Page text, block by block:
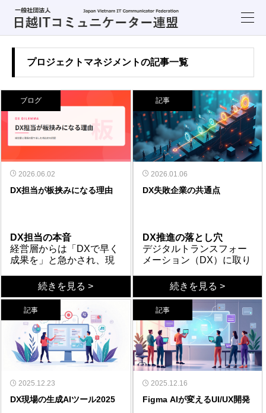
プロジェクトマネジメントの記事一覧
ブログ
2026.06.02
DX担当が板挟みになる理由
DX担当の本音
経営層からは「DXで早く
成果を」と急かされ、現
分だ」と反発される。そ
の間に立つDX担当者は、
どちらの期待にも応えき
れず、孤独を抱えやすい
立場だ。指示する権限は
ないのに、うまくいかな
ければ責任だけが向けら
れる。そんな板挟みの構
ってしまう担当者は少な
くない。まずは、そのつ
らさが「あなたの能力不
構造が生む負担
そもそも板挟みは、担当
者個人の問題ではなく組
織の構造から生まれる。
経営層は投資への早期の
リターンを求め、短期間
で目に見える成果を期待
する。一方、現場は日々
やり方を変えることに強
い不安を抱く。両者は見
ている時間軸も評価基準
抱え込みという落とし穴
ここで大切なのは、「両
方を自分一人で説得しな
ければ」という思い込み
挟みがつらいのは、対立
する二者の真ん中に立
ち、すべてを自分の力で
具体的には、まず社内で
一人でも理解者を見つ
け、共に進めていく仲間
続きを見る >
記事
2026.01.06
DX失敗企業の共通点
DX推進の落とし穴
デジタルトランスフォー
メーション（DX）に取り
で、期待した成果を得ら
れずに頓挫するケースが
後を絶たない。経済産業
省の調査でも、DXに成功
したと実感している企業
はわずか数パーセントに
留まっている。なぜ多く
の企業がDXで失敗してし
まうのか。本記事では、
失敗する会社に共通する
特徴を分析し、成功へ導
くための視点を紹介す
失敗企業の共通点
DXが失敗する会社には、
いくつかの共通点があ
る。第一に「目的の不明
確さ」である。ツール導
入そのものが目的化し、
何を解決したいのかが曖
昧なまま進めてしまう。
第二に「経営層の関与不
足」が挙げられる。DXは
全社的な変革であり、現
場任せでは推進力が生ま
成功企業の原則
では、成功している企業
は何が違うのか。成功企
業に共通するのは「ビジ
ネス課題起点の発想」で
ある。まず解決すべき経
営課題を明確にし、その
手段としてデジタル技術
成功は準備次第
DXの成否は、取り組む前
の「準備」で大きく左右
される。自社の現状を正
続きを見る >
記事
2025.12.23
DX現場の生成AIツール2025
記事
2025.12.16
Figma AIが変えるUI/UX開発